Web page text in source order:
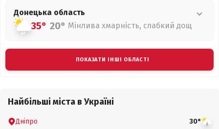
Донецька область
35° 20° Мінлива хмарність, слабкий дощ
ПОКАЗАТИ ІНШІ ОБЛАСТІ
Найбільші міста в Україні
Дніпро 30°